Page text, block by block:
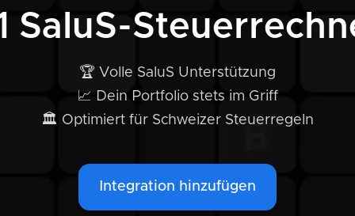
SaluS-
🏆 Volle SaluS Unterstützung
📈 Dein Portfolio stets im Griff
🏛️ Optimiert für Schweizer Steuerregeln
Integration hinzufügen